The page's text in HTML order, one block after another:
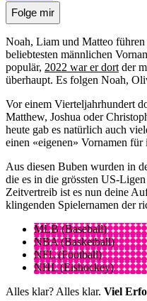
Folge mir
Noah, Liam und Matteo führen
beliebtesten männlichen
populär, 2022 war er dort der
überhaupt. Es folgen Noah,
Vor einem Vierteljahrhundert
Matthew, Joshua oder
heute gab es natürlich auch
einen «eigenen» Vornamen
Aus diesen Buben wurden in
die es in die grössten US-
Zeitvertreib ist es nun deine
klingenden Spielernamen der
MLB (Baseball)
NBA (Basketball)
NFL (Football)
NHL (Eishockey)
Alles klar? Alles klar. Viel